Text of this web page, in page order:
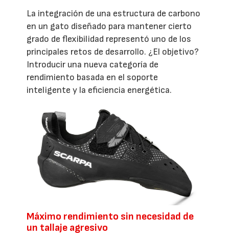
La integración de una estructura de carbono
en un gato diseñado para mantener cierto
grado de flexibilidad representó uno de los
principales retos de desarrollo. ¿El objetivo?
Introducir una nueva categoría de
rendimiento basada en el soporte
inteligente y la eficiencia energética.
Máximo rendimiento sin necesidad de
un tallaje agresivo